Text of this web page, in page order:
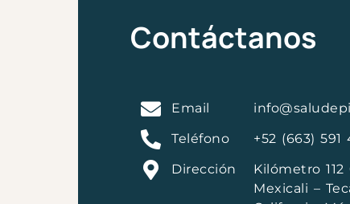
Contáctanos
Email
Teléfono +52 (663) 591
Dirección
Kilómetro
Mexicali –